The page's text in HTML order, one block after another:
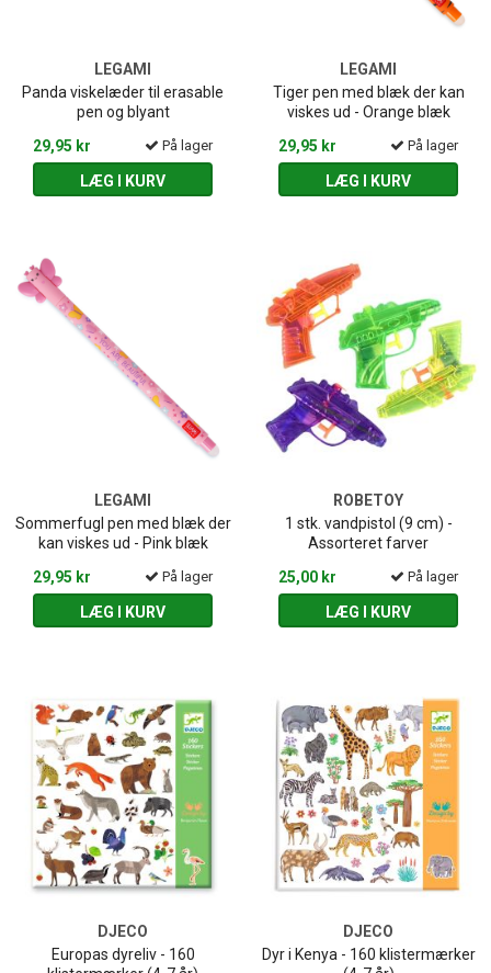
LEGAMI
Panda viskelæder til erasable
pen og blyant
29,95 kr
På lager
LÆG I KURV
LEGAMI
Tiger pen med blæk der kan
viskes ud - Orange blæk
29,95 kr
På lager
LÆG I KURV
LEGAMI
Sommerfugl pen med blæk der
kan viskes ud - Pink blæk
29,95 kr
På lager
LÆG I KURV
ROBETOY
1 stk. vandpistol (9 cm) -
Assorteret farver
25,00 kr
På lager
LÆG I KURV
DJECO
Europas dyreliv - 160
DJECO
Dyr i Kenya - 160 klistermærker